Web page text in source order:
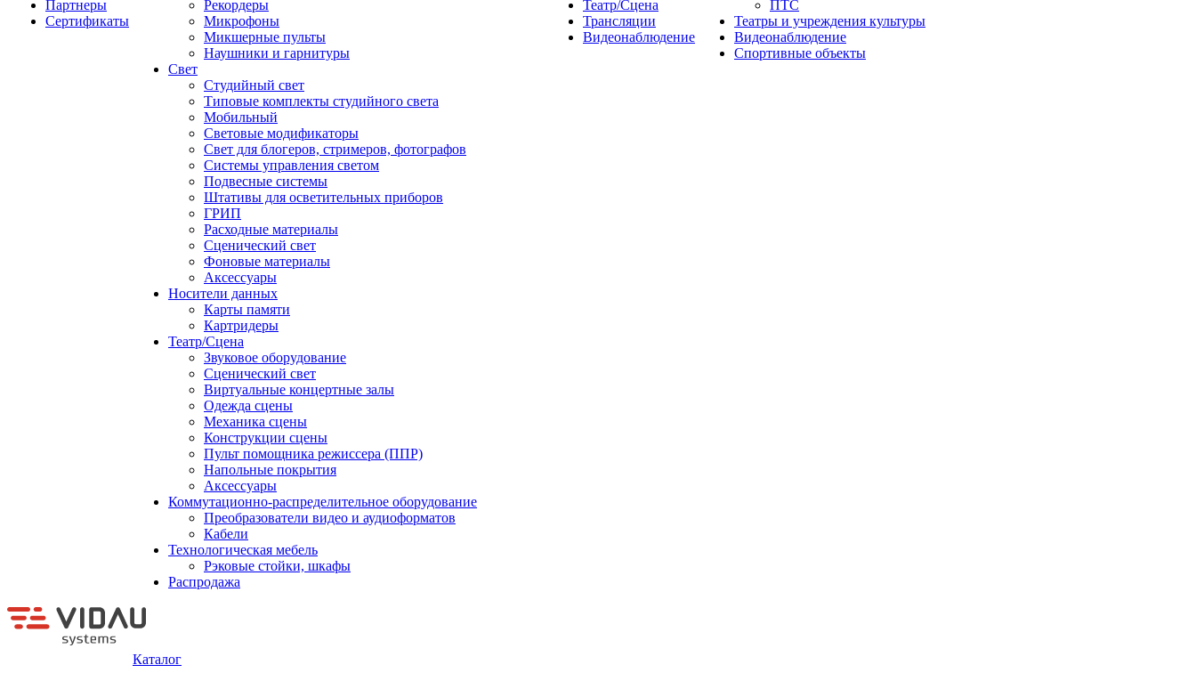
Партнеры
Сертификаты
Рекордеры
Микрофоны
Микшерные пульты
Наушники и гарнитуры
Свет
Студийный свет
Типовые комплекты студийного света
Мобильный
Световые модификаторы
Свет для блогеров, стримеров, фотографов
Системы управления светом
Подвесные системы
Штативы для осветительных приборов
ГРИП
Расходные материалы
Сценический свет
Фоновые материалы
Аксессуары
Носители данных
Карты памяти
Картридеры
Театр/Сцена
Звуковое оборудование
Сценический свет
Виртуальные концертные залы
Одежда сцены
Механика сцены
Конструкции сцены
Пульт помощника режиссера (ППР)
Напольные покрытия
Аксессуары
Коммутационно-распределительное оборудование
Преобразователи видео и аудиоформатов
Кабели
Технологическая мебель
Рэковые стойки, шкафы
Распродажа
Театр/Сцена
Трансляции
Видеонаблюдение
ПТС
Театры и учреждения культуры
Видеонаблюдение
Спортивные объекты
Каталог